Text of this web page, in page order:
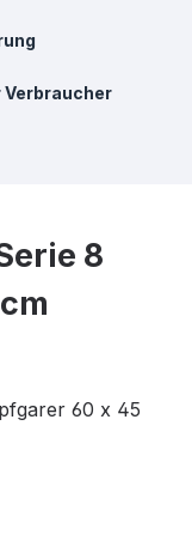
Verbraucher
8